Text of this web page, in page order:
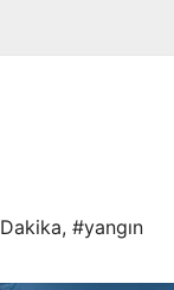
, #yangın